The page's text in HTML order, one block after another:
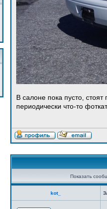
В салоне пока пусто,
периодически что-то
Показать
kot_